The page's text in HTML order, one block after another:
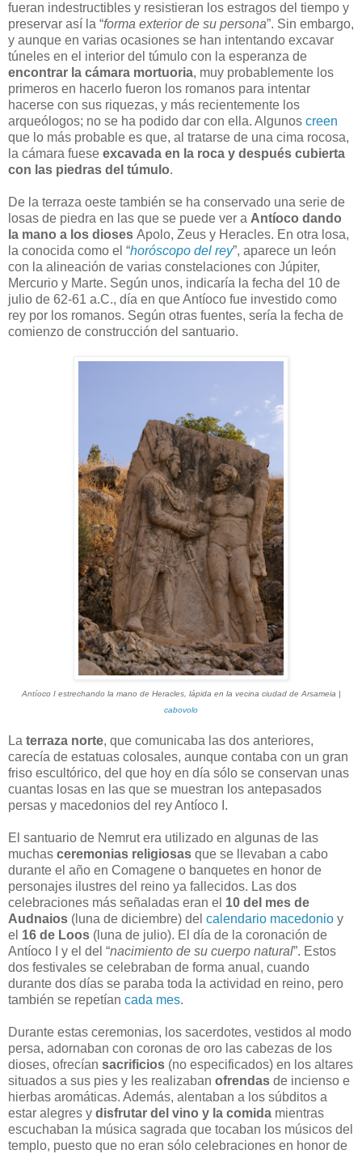
fueran indestructibles y resistieran los estragos del tiempo y
preservar así la “forma exterior de su persona”. Sin embargo,
y aunque en varias ocasiones se han intentando excavar
túneles en el interior del túmulo con la esperanza de
encontrar la cámara mortuoria, muy probablemente los
primeros en hacerlo fueron los romanos para intentar
hacerse con sus riquezas, y más recientemente los
arqueólogos; no se ha podido dar con ella. Algunos creen
que lo más probable es que, al tratarse de una cima rocosa,
la cámara fuese excavada en la roca y después cubierta
con las piedras del túmulo.
De la terraza oeste también se ha conservado una serie de
losas de piedra en las que se puede ver a Antíoco dando
la mano a los dioses Apolo, Zeus y Heracles. En otra losa,
la conocida como el “horóscopo del rey”, aparece un león
con la alineación de varias constelaciones con Júpiter,
Mercurio y Marte. Según unos, indicaría la fecha del 10 de
julio de 62-61 a.C., día en que Antíoco fue investido como
rey por los romanos. Según otras fuentes, sería la fecha de
comienzo de construcción del santuario.
Antíoco I estrechando la mano de Heracles, lápida en la vecina ciudad de Arsameia |
cabovolo
La terraza norte, que comunicaba las dos anteriores,
carecía de estatuas colosales, aunque contaba con un gran
friso escultórico, del que hoy en día sólo se conservan unas
cuantas losas en las que se muestran los antepasados
persas y macedonios del rey Antíoco I.
El santuario de Nemrut era utilizado en algunas de las
muchas ceremonias religiosas que se llevaban a cabo
durante el año en Comagene o banquetes en honor de
personajes ilustres del reino ya fallecidos. Las dos
celebraciones más señaladas eran el 10 del mes de
Audnaios (luna de diciembre) del calendario macedonio y
el 16 de Loos (luna de julio). El día de la coronación de
Antíoco I y el del “nacimiento de su cuerpo natural”. Estos
dos festivales se celebraban de forma anual, cuando
durante dos días se paraba toda la actividad en reino, pero
también se repetían cada mes.
Durante estas ceremonias, los sacerdotes, vestidos al modo
persa, adornaban con coronas de oro las cabezas de los
dioses, ofrecían sacrificios (no especificados) en los altares
situados a sus pies y les realizaban ofrendas de incienso e
hierbas aromáticas. Además, alentaban a los súbditos a
estar alegres y disfrutar del vino y la comida mientras
escuchaban la música sagrada que tocaban los músicos del
templo, puesto que no eran sólo celebraciones en honor de